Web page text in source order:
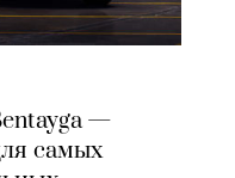
—
самых